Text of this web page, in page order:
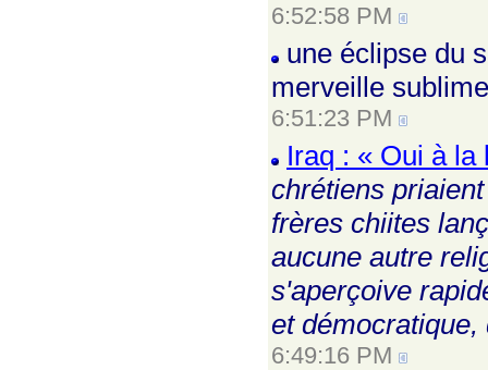
6:52:58 PM
une éclipse du
merveille
6:51:23 PM
Iraq : « Oui à la
chrétiens
frères chiites
aucune autre
s'aperçoive
et
6:49:16 PM